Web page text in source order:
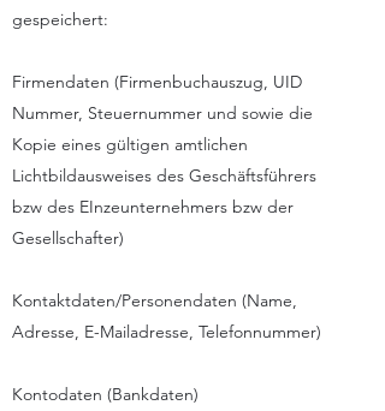
gespeichert:
Firmendaten (Firmenbuchauszug, UID
Nummer, Steuernummer und sowie die
Kopie eines gültigen amtlichen
Lichtbildausweises des Geschäftsführers
bzw des EInzeunternehmers bzw der
Gesellschafter)
Kontaktdaten/Personendaten (Name,
Adresse, E-Mailadresse, Telefonnummer)
Kontodaten (Bankdaten)